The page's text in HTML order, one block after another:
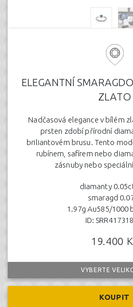
ELEGANTNÍ
ZLATO
Nadčasová elegance v bílém
prsten zdobí přírodní
briliantovém brusu. Tento
rubínem, safírem nebo
zásnuby nebo
diamanty
smaragd
1.97g Au585/1000
ID:
19.400
VYBERTE
KOUPIT